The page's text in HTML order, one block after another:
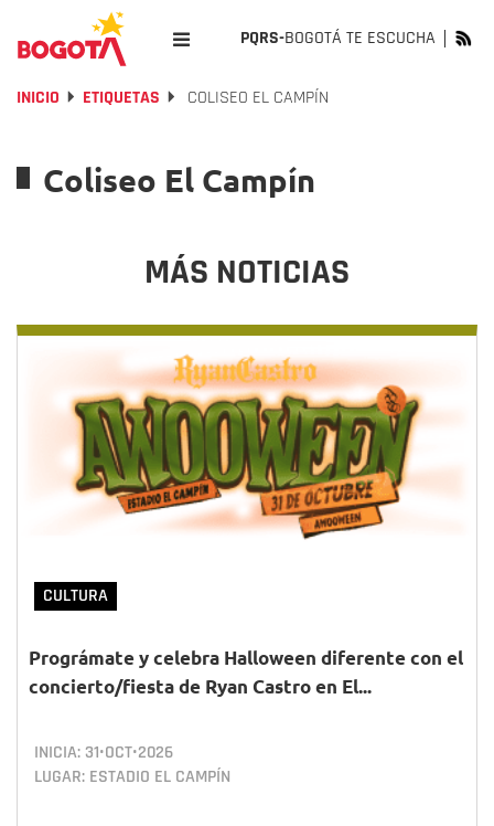
PQRS-BOGOTÁ TE ESCUCHA
INICIO ETIQUETAS COLISEO EL CAMPÍN
Coliseo El Campín
MÁS NOTICIAS
CULTURA
Prográmate y celebra Halloween diferente con el
concierto/fiesta de Ryan Castro en El...
INICIA: 31•OCT•2026
LUGAR: ESTADIO EL CAMPÍN